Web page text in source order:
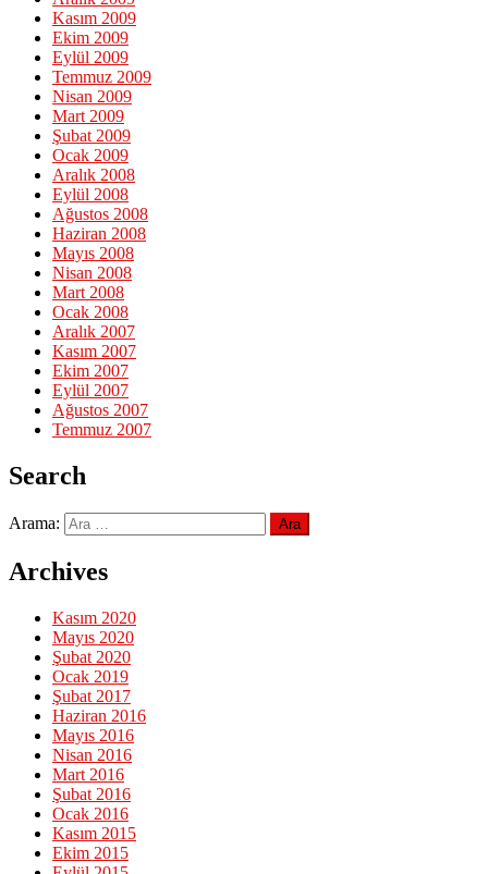
Kasım 2009
Ekim 2009
Eylül 2009
Temmuz 2009
Nisan 2009
Mart 2009
Şubat 2009
Ocak 2009
Aralık 2008
Eylül 2008
Ağustos 2008
Haziran 2008
Mayıs 2008
Nisan 2008
Mart 2008
Ocak 2008
Aralık 2007
Kasım 2007
Ekim 2007
Eylül 2007
Ağustos 2007
Temmuz 2007
Search
Arama:
Archives
Kasım 2020
Mayıs 2020
Şubat 2020
Ocak 2019
Şubat 2017
Haziran 2016
Mayıs 2016
Nisan 2016
Mart 2016
Şubat 2016
Ocak 2016
Kasım 2015
Ekim 2015